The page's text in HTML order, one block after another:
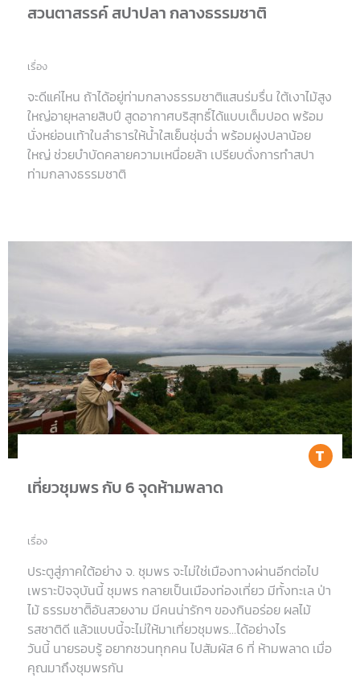
สวนตาสรรค์ สปาปลา กลางธรรมชาติ
เรื่อง
จะดีแค่ไหน ถ้าได้อยู่ท่ามกลางธรรมชาติแสนร่มรื่น ใต้เงาไม้สูง
ใหญ่อายุหลายสิบปี สูดอากาศบริสุทธิ์ได้แบบเต็มปอด พร้อม
นั่งหย่อนเท้าในลำธารให้น้ำใสเย็นชุ่มฉ่ำ พร้อมฝูงปลาน้อย
ใหญ่ ช่วยบำบัดคลายความเหนื่อยล้า เปรียบดั่งการทำสปา
ท่ามกลางธรรมชาติ
เที่ยวชุมพร กับ 6 จุดห้ามพลาด
เรื่อง
ประตูสู่ภาคใต้อย่าง จ. ชุมพร จะไม่ใช่เมืองทางผ่านอีกต่อไป
เพราะปัจจุบันนี้ ชุมพร กลายเป็นเมืองท่องเที่ยว มีทั้งทะเล ป่า
ไม้ ธรรมชาติิอันสวยงาม มีคนน่ารักๆ ของกินอร่อย ผลไม้
รสชาติดี แล้วแบบนี้จะไม่ให้มาเที่ยวชุมพร…ได้อย่างไร
วันนี้ นายรอบรู้ อยากชวนทุกคน ไปสัมผัส 6 ที่ ห้ามพลาด เมื่อ
คุณมาถึงชุมพรกัน